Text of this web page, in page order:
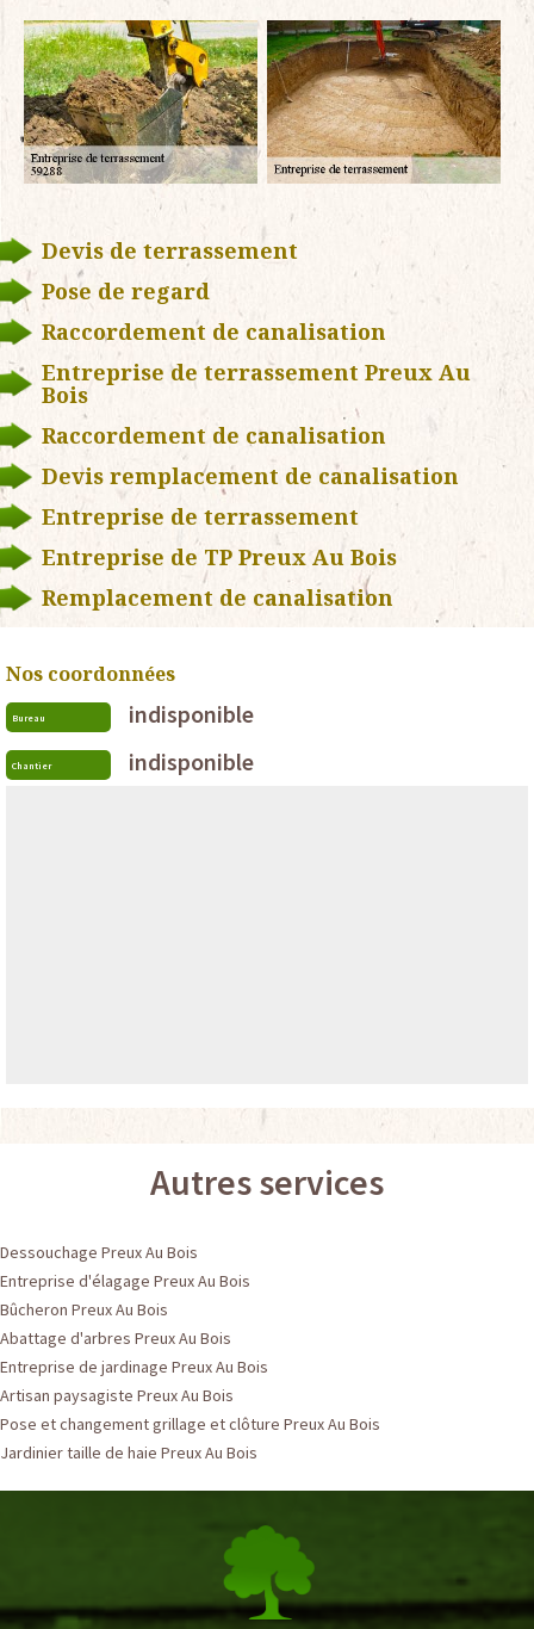
Devis de terrassement
Pose de regard
Raccordement de canalisation
Entreprise de terrassement Preux Au
Bois
Raccordement de canalisation
Devis remplacement de canalisation
Entreprise de terrassement
Entreprise de TP Preux Au Bois
Remplacement de canalisation
Nos coordonnées
Bureau indisponible
Chantier indisponible
Autres services
Dessouchage Preux Au Bois
Entreprise d'élagage Preux Au Bois
Bûcheron Preux Au Bois
Abattage d'arbres Preux Au Bois
Entreprise de jardinage Preux Au Bois
Artisan paysagiste Preux Au Bois
Pose et changement grillage et clôture Preux Au Bois
Jardinier taille de haie Preux Au Bois